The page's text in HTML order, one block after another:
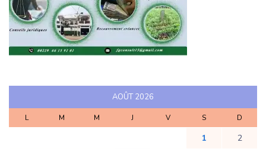
AOÛT 2026
L M M J V S D
1
2